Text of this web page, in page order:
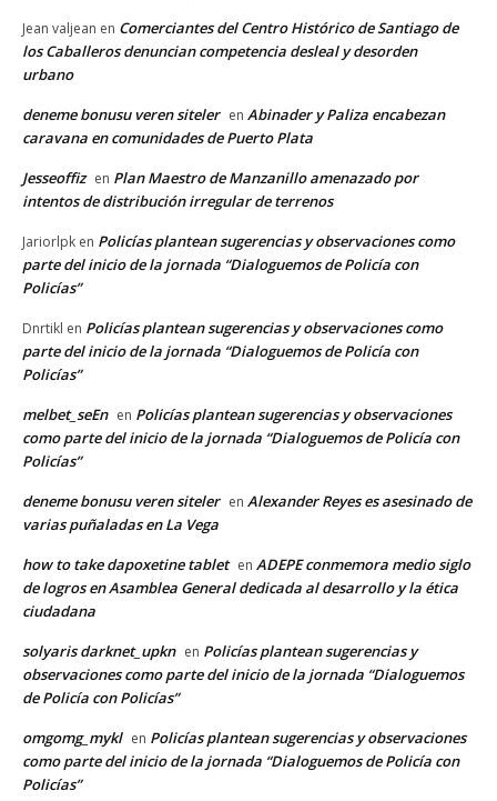
Jean valjean en Comerciantes del Centro Histórico de Santiago de
los Caballeros denuncian competencia desleal y desorden
urbano
deneme bonusu veren siteler en Abinader y Paliza encabezan
caravana en comunidades de Puerto Plata
Jesseoffiz en Plan Maestro de Manzanillo amenazado por
intentos de distribución irregular de terrenos
Jariorlpk en Policías plantean sugerencias y observaciones como
parte del inicio de la jornada “Dialoguemos de Policía con
Policías”
Dnrtikl en Policías plantean sugerencias y observaciones como
parte del inicio de la jornada “Dialoguemos de Policía con
Policías”
melbet_seEn en Policías plantean sugerencias y observaciones
como parte del inicio de la jornada “Dialoguemos de Policía con
Policías”
deneme bonusu veren siteler en Alexander Reyes es asesinado de
varias puñaladas en La Vega
how to take dapoxetine tablet en ADEPE conmemora medio siglo
de logros en Asamblea General dedicada al desarrollo y la ética
ciudadana
solyaris darknet_upkn en Policías plantean sugerencias y
observaciones como parte del inicio de la jornada “Dialoguemos
de Policía con Policías”
omgomg_mykl en Policías plantean sugerencias y observaciones
como parte del inicio de la jornada “Dialoguemos de Policía con
Policías”